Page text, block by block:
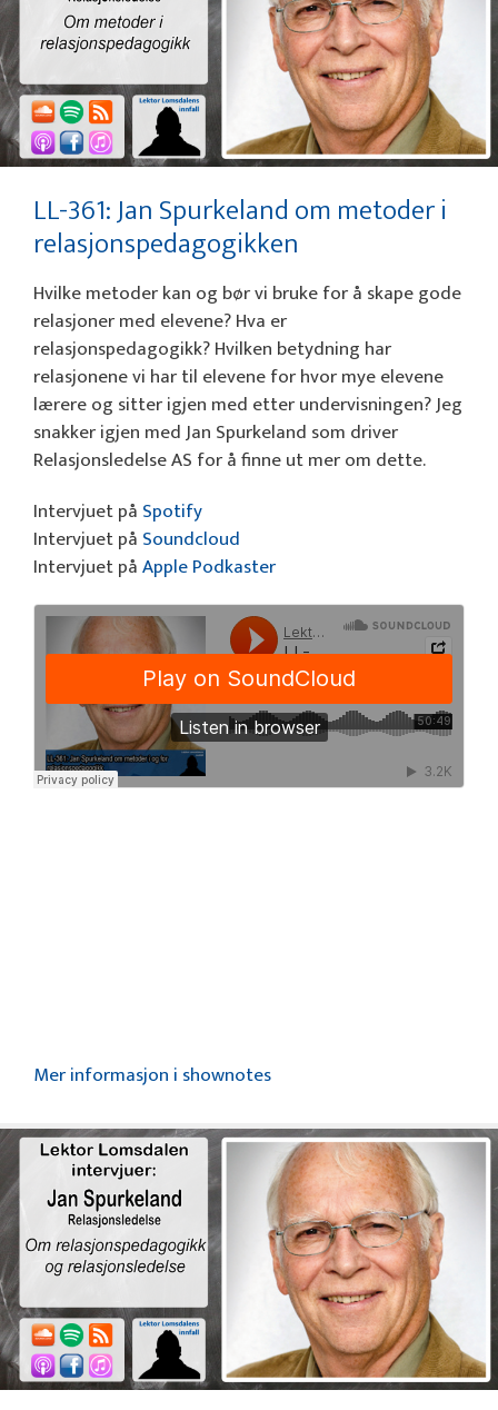
LL-361: Jan Spurkeland om metoder i
relasjonspedagogikken
Hvilke metoder kan og bør vi bruke for å skape gode
relasjoner med elevene? Hva er
relasjonspedagogikk? Hvilken betydning har
relasjonene vi har til elevene for hvor mye elevene
lærere og sitter igjen med etter undervisningen? Jeg
snakker igjen med Jan Spurkeland som driver
Relasjonsledelse AS for å finne ut mer om dette.
Intervjuet på Spotify
Intervjuet på Soundcloud
Intervjuet påApple Podkaster
Mer informasjon i shownotes